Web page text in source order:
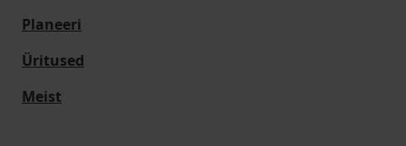
Planeeri
Üritused
Meist